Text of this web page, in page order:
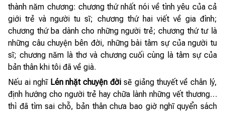
thành năm chương: chương thứ nhất nói về tình yêu của cả
giới trẻ và người tu sĩ; chương thứ hai viết về gia đình;
chương thứ ba dành cho những người trẻ; chương thứ tư là
những câu chuyện bên đời, những bài tâm sự của người tu
sĩ; chương năm là thơ và chương cuối cùng là tâm sự của
bản thân khi tôi đã về già.
Nếu ai nghĩ Lén nhặt chuyện đời sẽ giảng thuyết về chân lý,
định hướng cho người trẻ hay chữa lành những vết thương…
thì đã tìm sai chỗ, bản thân chưa bao giờ nghĩ quyển sách